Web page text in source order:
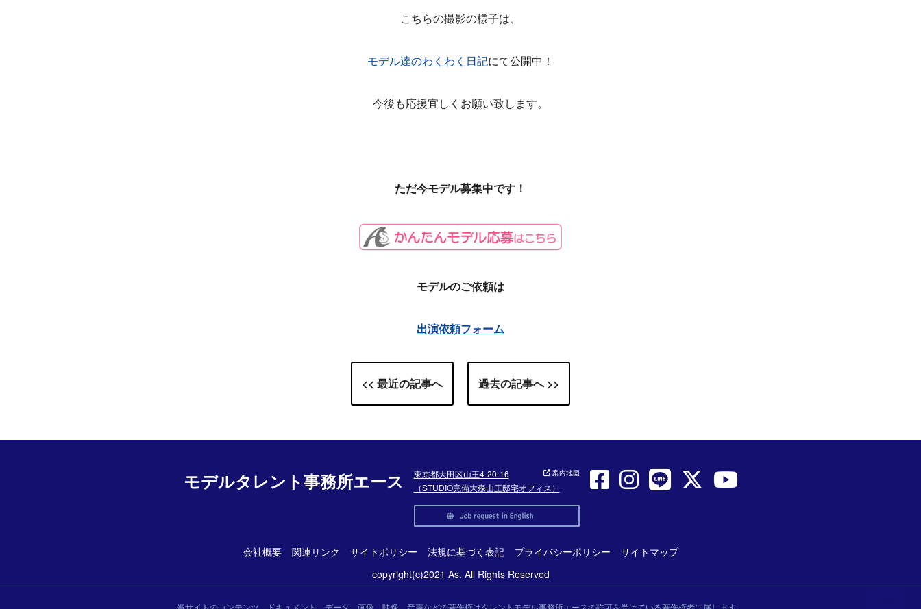
こちらの撮影の様子は、
モデル達のわくわく日記にて公開中！
今後も応援宜しくお願い致します。
ただ今モデル募集中です！
モデルのご依頼は
出演依頼フォーム
<< 最近の記事へ 過去の記事へ >>
モデルタレント事務所エース
東京都大田区山王4-20-16
（STUDIO完備大森山王邸宅オフィス）
案内地図
会社概要 関連リンク サイトポリシー 法規に基づく表記 プライバシーポリシー
サイトマップ
copyright(c)2021 As. All Rights Reserved
当サイトのコンテンツ、ドキュメント、データ、画像、映像、音声などの著作権はタレントモデル事務所エースの許可を受けている著作権者に属します。